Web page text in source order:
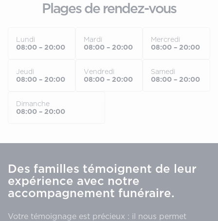
Plages de rendez-vous
Lundi
08:00 – 20:00
Mardi
08:00 – 20:00
Mercredi
08:00 – 20:00
Jeudi
08:00 – 20:00
Vendredi
08:00 – 20:00
Samedi
08:00 – 20:00
Dimanche
08:00 – 20:00
Des familles témoignent de leur
expérience avec notre
accompagnement funéraire.
Votre témoignage est précieux : il nous permet